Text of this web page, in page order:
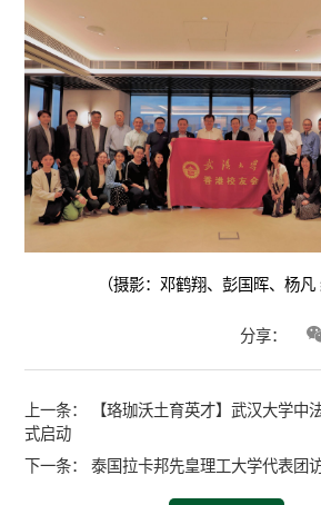
（摄影：邓鹤翔、彭国晖、杨凡
分享：
上一条：
【珞珈沃土育英才】武汉大学中
式启动
下一条：泰国拉卡邦先皇理工大学代表团